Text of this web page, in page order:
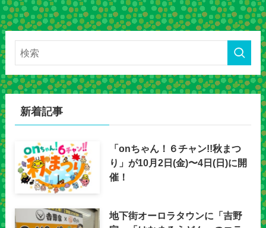
新着記事
「onちゃん！６チャン!!秋まつ
り」が10月2日(金)〜4日(日)に開
催！
地下街オーロラタウンに「吉野